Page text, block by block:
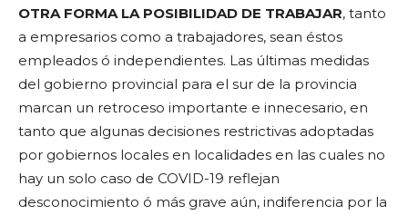
OTRA FORMA LA POSIBILIDAD DE TRABAJAR, tanto
a empresarios como a trabajadores, sean éstos
empleados ó independientes. Las últimas medidas
del gobierno provincial para el sur de la provincia
marcan un retroceso importante e innecesario, en
tanto que algunas decisiones restrictivas adoptadas
por gobiernos locales en localidades en las cuales no
hay un solo caso de COVID-19 reflejan
desconocimiento ó más grave aún, indiferencia por la